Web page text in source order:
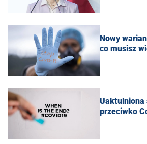
Nowy
co musisz
Uaktulniona
przeciwko